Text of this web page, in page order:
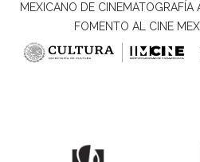
MEXICANO DE CINEMATOGRAFÍA
FOMENTO AL CINE